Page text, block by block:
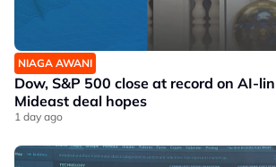
NIAGA AWANI
Dow, S&P 500 close at record on AI-
Mideast deal hopes
1 day ago